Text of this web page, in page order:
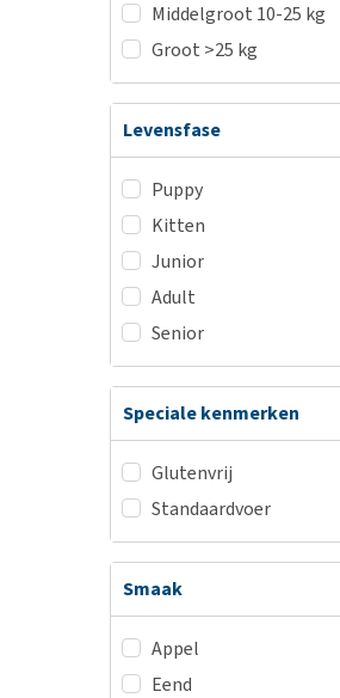
Middelgroot 10-25 kg
Groot >25 kg
Levensfase
Puppy
Kitten
Junior
Adult
Senior
Speciale kenmerken
Glutenvrij
Standaardvoer
Smaak
Appel
Eend